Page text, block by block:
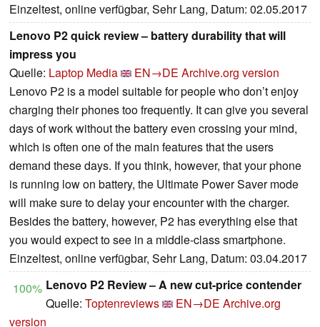
Einzeltest, online verfügbar, Sehr Lang, Datum: 02.05.2017
Lenovo P2 quick review – battery durability that will
impress you
Quelle: Laptop Media EN→DE Archive.org version
Lenovo P2 is a model suitable for people who don’t enjoy
charging their phones too frequently. It can give you several
days of work without the battery even crossing your mind,
which is often one of the main features that the users
demand these days. If you think, however, that your phone
is running low on battery, the Ultimate Power Saver mode
will make sure to delay your encounter with the charger.
Besides the battery, however, P2 has everything else that
you would expect to see in a middle-class smartphone.
Einzeltest, online verfügbar, Sehr Lang, Datum: 03.04.2017
100% Lenovo P2 Review – A new cut-price contender
Quelle: Toptenreviews EN→DE Archive.org
version